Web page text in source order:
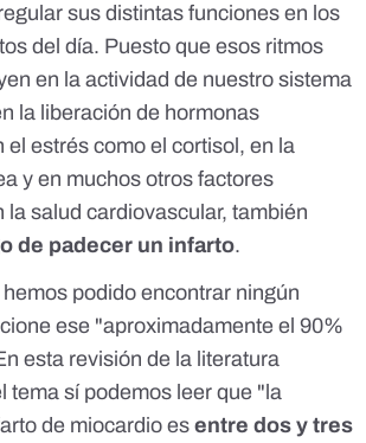
sus distintas funciones en los
del día. Puesto que esos ritmos
en la actividad de nuestro sistema
la liberación de hormonas
el estrés como el cortisol, en la
y en muchos otros factores
la salud cardiovascular, también
de padecer un infarto.
podido encontrar ningún
ese "aproximadamente el 90%
esta revisión de la literatura
tema sí podemos leer que "la
de miocardio es entre dos y tres